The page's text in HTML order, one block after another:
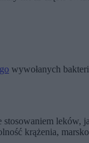
wywołanych
stosowaniem leków,
krążenia,